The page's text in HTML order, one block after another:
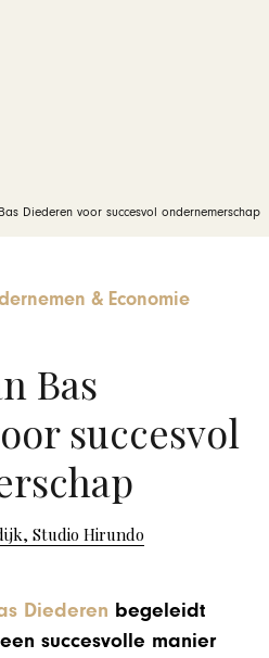
Diederen voor succesvol ondernemerschap
& Economie
Bas
succesvol
Studio Hirundo
Diederen begeleidt
succesvolle manier